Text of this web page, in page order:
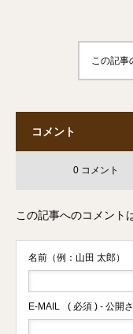
この記事
コメント
0 コメント
この記事へのコメント
名前（例：山田 太郎）
E-MAIL ( 必須 ) - 公開